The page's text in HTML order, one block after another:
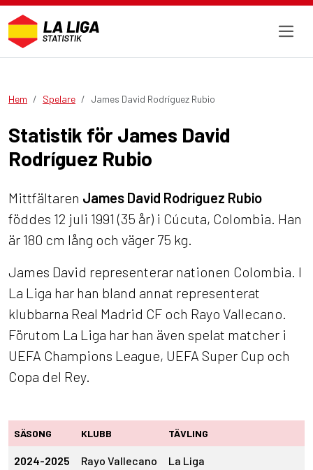
Hem Spelare James David Rodríguez Rubio
Statistik för James David
Rodríguez Rubio
Mittfältaren James David Rodríguez Rubio
föddes 12 juli 1991 (35 år) i Cúcuta, Colombia. Han
är 180 cm lång och väger 75 kg.
James David representerar nationen Colombia. I
La Liga har han bland annat representerat
klubbarna Real Madrid CF och Rayo Vallecano.
Förutom La Liga har han även spelat matcher i
UEFA Champions League, UEFA Super Cup och
Copa del Rey.
SÄSONG KLUBB TÄVLING
2024-2025 Rayo Vallecano La Liga